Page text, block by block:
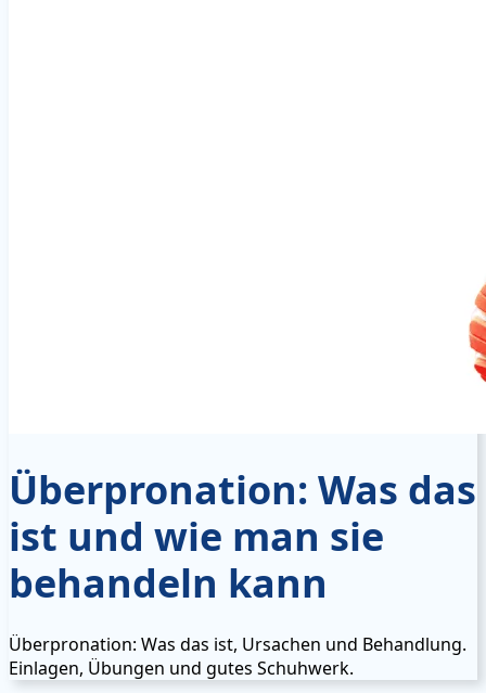
Überpronation: Was das
ist und wie man sie
behandeln kann
Überpronation: Was das ist, Ursachen und Behandlung.
Einlagen, Übungen und gutes Schuhwerk.